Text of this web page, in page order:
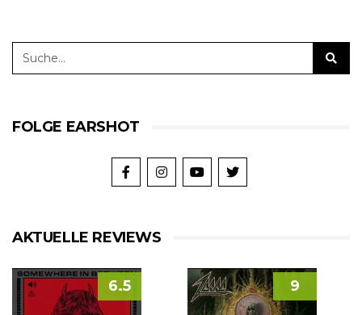
FOLGE EARSHOT
AKTUELLE REVIEWS
6.5 9